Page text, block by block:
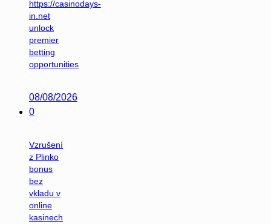
https://casinodays-
in.net
unlock
premier
betting
opportunities
08/08/2026
0
Vzrušení
z Plinko
bonus
bez
vkladu v
online
kasinech